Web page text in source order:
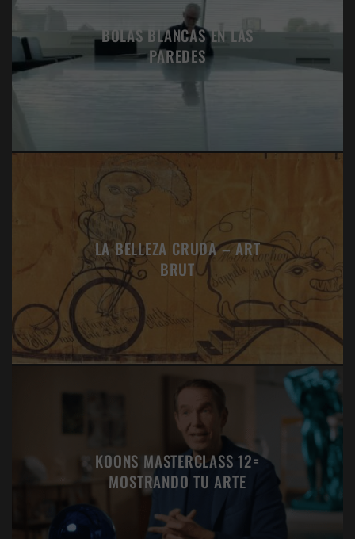
BOLAS BLANCAS EN LAS
PAREDES
LA BELLEZA CRUDA – ART
BRUT
KOONS MASTERCLASS 12=
MOSTRANDO TU ARTE